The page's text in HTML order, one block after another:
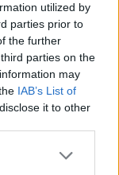
utilized by
parties prior to
the further
parties on the
may
IAB’s List of
it to other